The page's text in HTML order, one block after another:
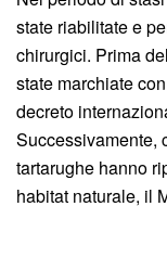
state riabilitate e
chirurgici. Prima
state marchiate
decreto
Successivamente,
tartarughe hanno
habitat naturale, il